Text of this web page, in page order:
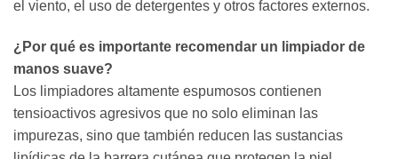
el viento, el uso de detergentes y otros factores externos.
¿Por qué es importante recomendar un limpiador de
manos suave?
Los limpiadores altamente espumosos contienen
tensioactivos agresivos que no solo eliminan las
impurezas, sino que también reducen las sustancias